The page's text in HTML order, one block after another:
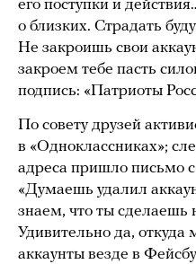
его поступки и
о близких. Страдать
Не закроишь свои
закроем тебе пасть
подпись: «Патриоты
По совету друзей
в «Одноклассниках»;
адреса пришло письмо
«Думаешь удалил
знаем, что ты сделаешь
Удивительно да,
аккаунты везде в